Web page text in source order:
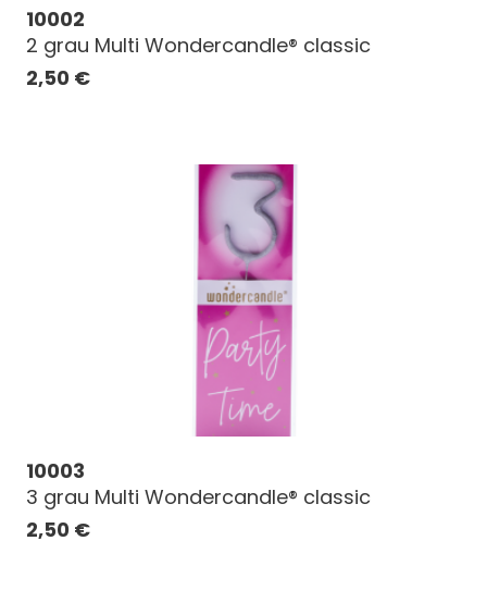
10002
2 grau Multi Wondercandle® classic
2,50 €
10003
3 grau Multi Wondercandle® classic
2,50 €